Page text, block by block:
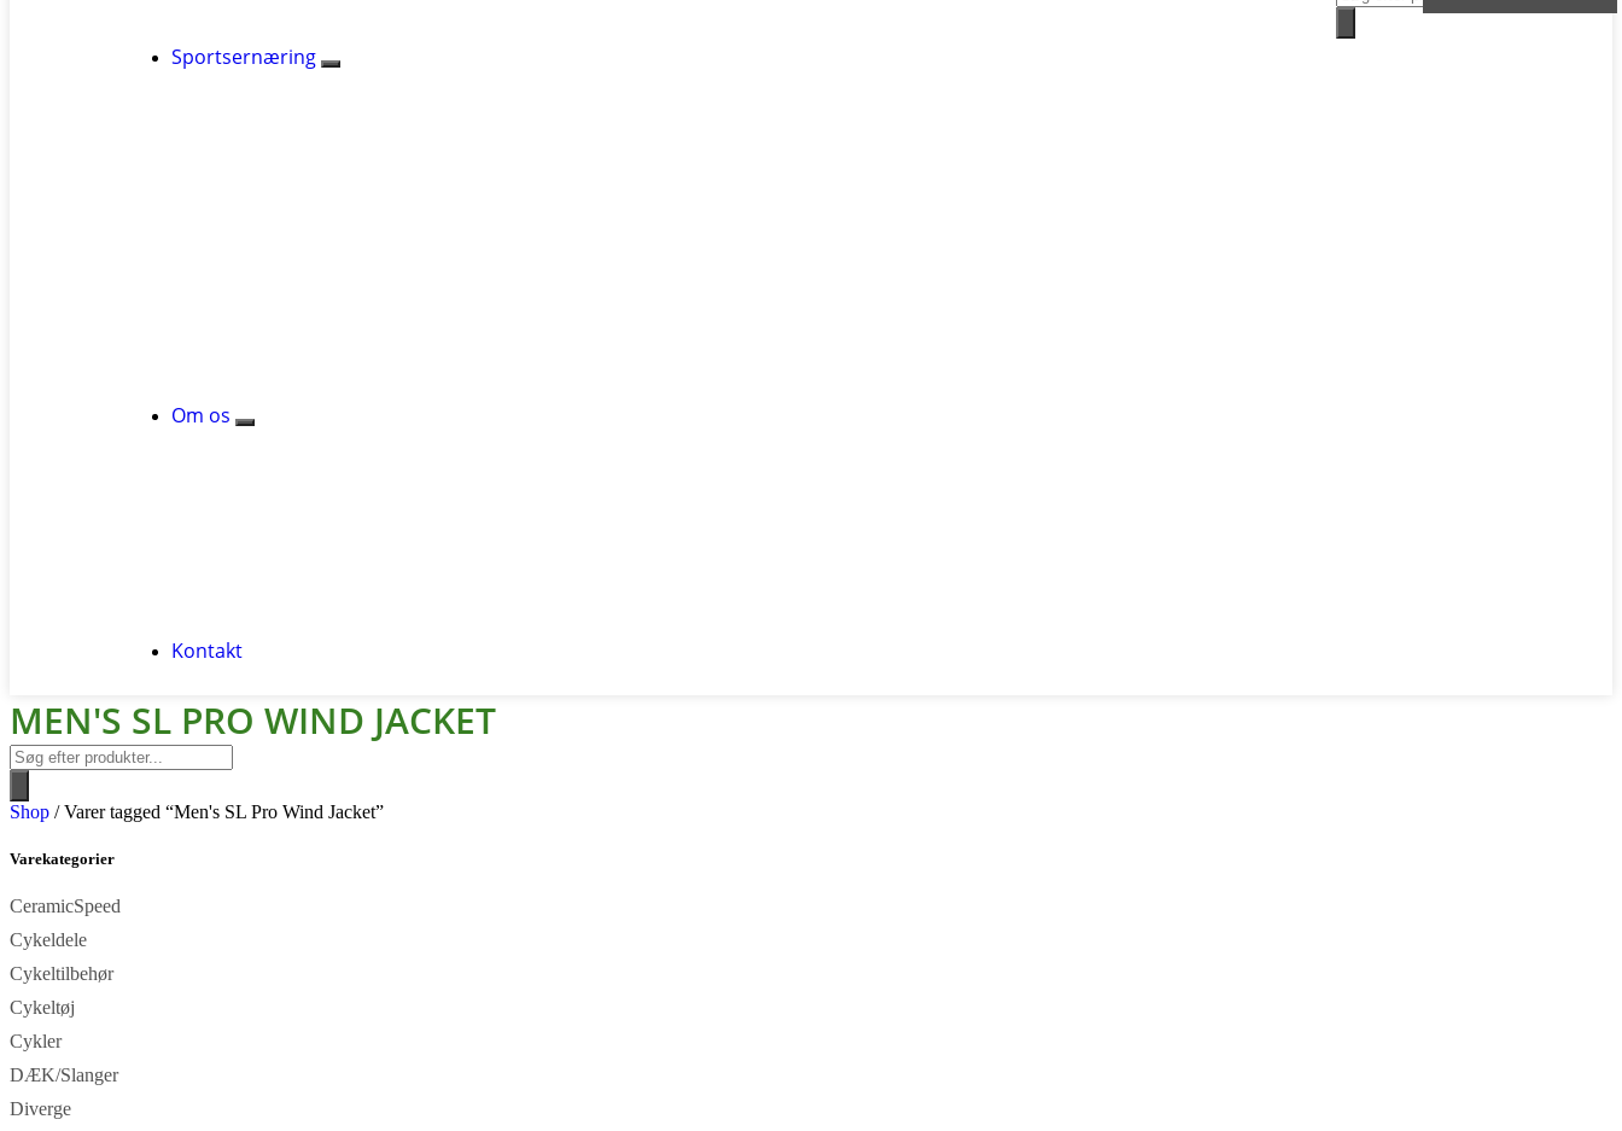
Sportsernæring
Om os
Kontakt
MEN'S SL PRO WIND JACKET
Shop / Varer tagged “Men's SL Pro Wind Jacket”
Varekategorier
CeramicSpeed
Cykeldele
Cykeltilbehør
Cykeltøj
Cykler
DÆK/Slanger
Diverge